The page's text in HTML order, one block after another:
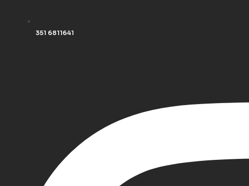
351 6811641